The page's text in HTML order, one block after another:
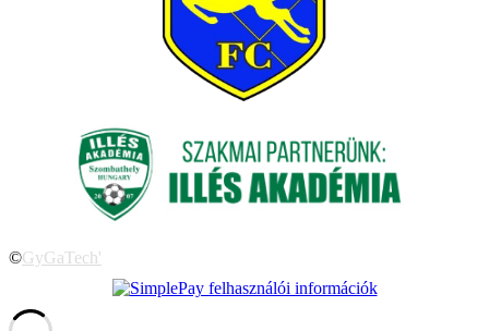
©GyGaTech'